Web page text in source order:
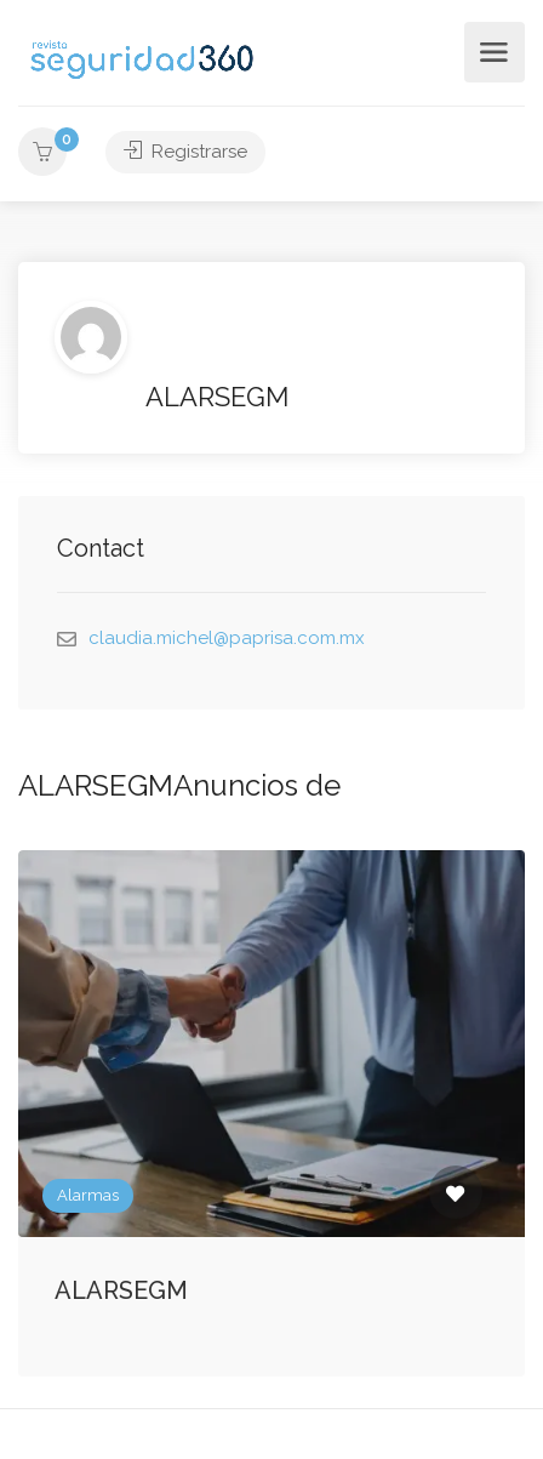
0
Registrarse
ALARSEGM
Contact
claudia.michel@paprisa.com.mx
ALARSEGMAnuncios de
Alarmas
ALARSEGM